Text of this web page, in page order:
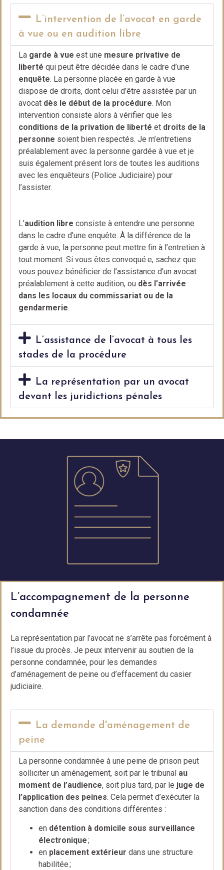
L’intervention de l’avocat en garde
à vue ou en audition libre
Lagarde à vue est une mesure privative de
liberté qui peut être décidée dans le cadre d’une
enquête. La personne placée en garde à vue
dispose de droits, dont celui d’être assistée par un
avocat dès le début de la procédure. Mon
intervention consiste alors à vérifier que les
conditions de la privation de liberté et droits de la
personne soient bien respectés. Je m’entretiens
préalablement avec la personne gardée à vue et je
suis également présent lors de toutes les auditions
avec les enquêteurs (Police Judiciaire) pour
l’assister.
L’audition libre consiste à entendre une personne
dans le cadre d’une enquête. À la différence de la
garde à vue, la personne peut mettre fin à l’entretien à
tout moment. Si vous êtes convoqué·e, sachez que
vous pouvez bénéficier de l’assistance d’un avocat
préalablement à cette audition, ou dès l’arrivée
dans les locaux du commissariat ou de la
gendarmerie.
L’assistance de l’avocat à tous les
stades de la procédure
La représentation par un avocat
devant les juridictions pénales
L’accompagnement de la personne
condamnée
La représentation par l’avocat ne s’arrête pas forcément à
l’issue du procès. Je peux intervenir au soutien de la
personne condamnée, pour les demandes
d’aménagement de peine ou d’effacement du casier
judiciaire.
La demande d'aménagement de
peine
La personne condamnée à une peine de prison peut
solliciter un aménagement, soit par le tribunal au
moment de l’audience, soit plus tard, par le juge de
l’application des peines. Cela permet d’exécuter la
sanction dans des conditions différentes :
en détention à domicile sous surveillance
électronique;
en placement extérieur dans une structure
habilitée ;